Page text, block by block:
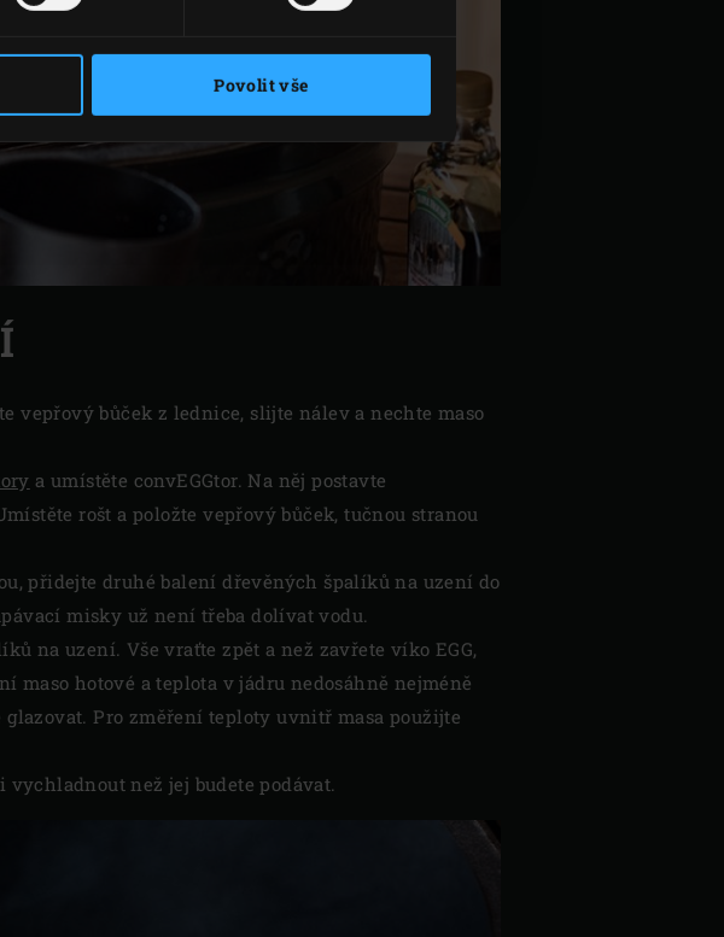
Povolit vše
vepřový bůček z lednice, slijte nálev a nechte maso
a umístěte convEGGtor. Na něj postavte
rošt a položte vepřový bůček, tučnou stranou
přidejte druhé balení dřevěných špalíků na uzení do
misky už není třeba dolívat vodu.
na uzení. Vše vraťte zpět a než zavřete víko EGG,
maso hotové a teplota v jádru nedosáhně nejméně
Pro změření teploty uvnitř masa použijte
než jej budete podávat.